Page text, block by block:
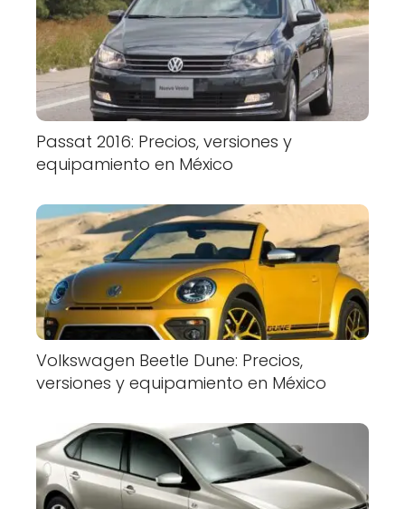
Passat 2016: Precios, versiones y
equipamiento en México
Volkswagen Beetle Dune: Precios,
versiones y equipamiento en México